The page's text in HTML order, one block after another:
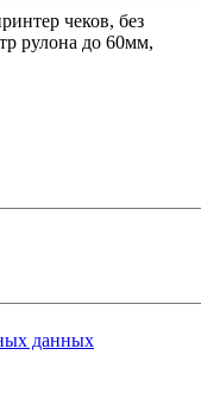
чеков, без
рулона до 60мм,
данных